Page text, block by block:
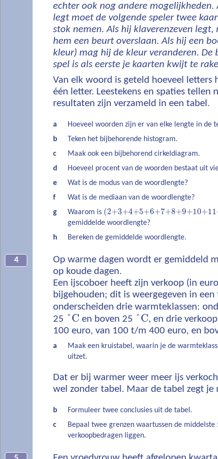
echter ook nog andere mogelijkheden.
legt moet de volgende speler twee
stok nemen. Als hij klaverenzeven legt,
hem een beurt overslaan. Als hij een
kleur) mag hij de kleur veranderen. De
spel is als eerste je kaarten kwijt te
Van elk woord is geteld hoeveel letters
één letter. Leestekens en spaties tellen
resultaten zijn verzameld in een tabel.
a
Hoeveel woorden zijn er van elke lengte in de
b
Teken het bijbehorende histogram.
c
Maak ook een bijbehorend cirkeldiagram.
d
Hoeveel procent van de woorden bestaat uit
e
Wat is de modus van de woordlengte?
f
Wat is de mediaan van de woordlengte?
g
Waarom is
gemiddelde woordlengte?
h
Bereken de gemiddelde woordlengte.
4
Op warme dagen wordt er gemiddeld
op koude dagen.
Een ijscoboer heeft zijn verkoop (in
bijgehouden; dit is weergegeven in een
onderscheiden drie warmteklassen:
25 °C en boven 25 °C, en drie
100 euro, van 100 t/m 400 euro, en
a
Maak een kruistabel, waarin je de
uitzet.
Dat er bij warmer weer meer ijs
wel zonder tabel. Maar de tabel zegt je
b
Formuleer twee conclusies uit de tabel.
c
Bepaal twee grenzen waartussen de middelste
verkoopbedragen liggen.